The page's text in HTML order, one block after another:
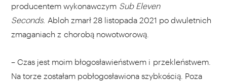
producentem wykonawczym Sub Eleven
Seconds. Abloh zmarł 28 listopada 2021 po dwuletnich
zmaganiach z chorobą nowotworową.
– Czas jest moim błogosławieństwem i przekleństwem.
Na torze zostałam pobłogosławiona szybkością. Poza